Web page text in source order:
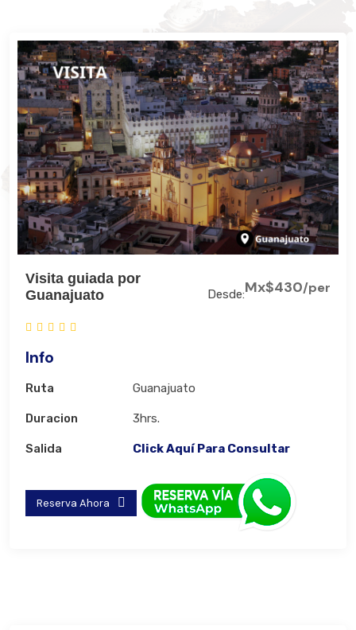
Visita guiada por
Guanajuato
Desde:Mx$430/per
Info
Ruta Guanajuato
Duracion 3hrs.
Salida Click Aquí Para Consultar
Reserva Ahora